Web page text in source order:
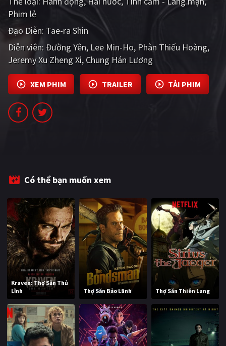
CẬP NHẬT
PHIM MỚI
PHIM BỘ
PHIM CHIẾU RẠP
TUYỂN TẬP PHIM
Phim lẻ
Đạo Diễn: Tae-ra Shin
Diễn viên: Đường Yên Lee Min-Ho Phàn Thiếu Hoàng
Jeremy Xu Zheng Xi Chung Hán Lương
XEM PHIM TRAILER TẢI PHIM
Có thể bạn muốn xem
Kraven: Thợ Săn Thủ
Lĩnh
Thợ Săn Bảo Lãnh Thợ Săn Thiên Lang